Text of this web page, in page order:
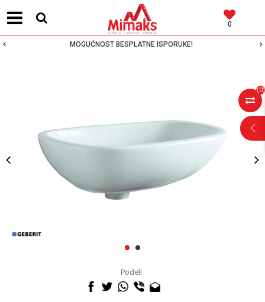
0
MOGUĆNOST BESPLATNE ISPORUKE!
(0)
1 2
Podeli
POMOĆ PRI
KUPOVINI